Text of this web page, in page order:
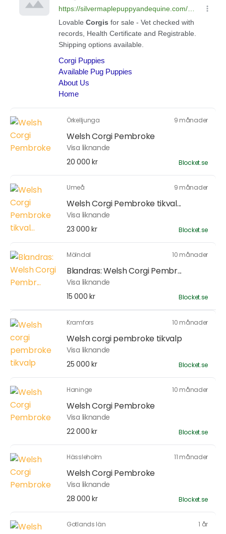
Örkelljunga 9 månader
Welsh Corgi Pembroke
Visa liknande
20 000 kr
Blocket.se
Umeå 9 månader
Welsh Corgi Pembroke tikval...
Visa liknande
23 000 kr
Blocket.se
Mölndal 10 månader
Blandras: Welsh Corgi Pembr...
Visa liknande
15 000 kr
Blocket.se
Kramfors 10 månader
Welsh corgi pembroke tikvalp
Visa liknande
25 000 kr
Blocket.se
Haninge 10 månader
Welsh Corgi Pembroke
Visa liknande
22 000 kr
Blocket.se
Hässleholm 11 månader
Welsh Corgi Pembroke
Visa liknande
28 000 kr
Blocket.se
Gotlands län 1 år